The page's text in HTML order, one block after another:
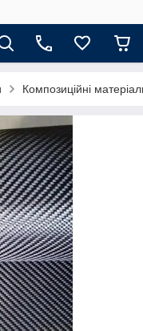
Композиційні